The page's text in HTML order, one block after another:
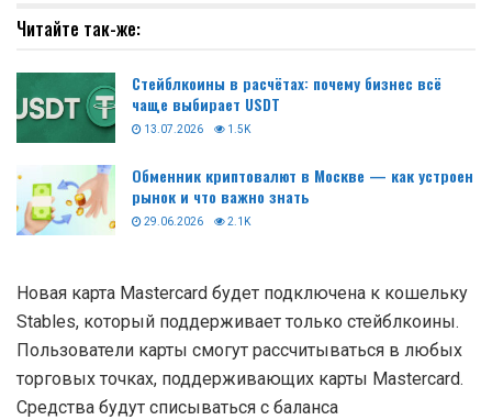
Читайте так-же:
Стейблкоины в расчётах: почему бизнес всё
чаще выбирает USDT
13.07.2026 1.5K
Обменник криптовалют в Москве — как устроен
рынок и что важно знать
29.06.2026 2.1K
Новая карта Mastercard будет подключена к кошельку
Stables, который поддерживает только стейблкоины.
Пользователи карты смогут рассчитываться в любых
торговых точках, поддерживающих карты Mastercard.
Средства будут списываться с баланса